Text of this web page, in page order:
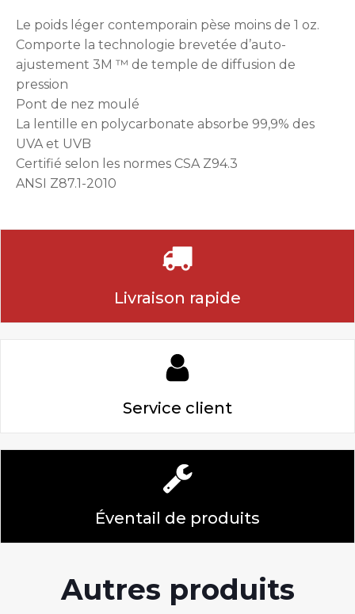
Le poids léger contemporain pèse moins de 1 oz.
Comporte la technologie brevetée d’auto-
ajustement 3M ™ de temple de diffusion de
pression
Pont de nez moulé
La lentille en polycarbonate absorbe 99,9% des
UVA et UVB
Certifié selon les normes CSA Z94.3
ANSI Z87.1-2010
Livraison rapide
Service client
Éventail de produits
Autres produits